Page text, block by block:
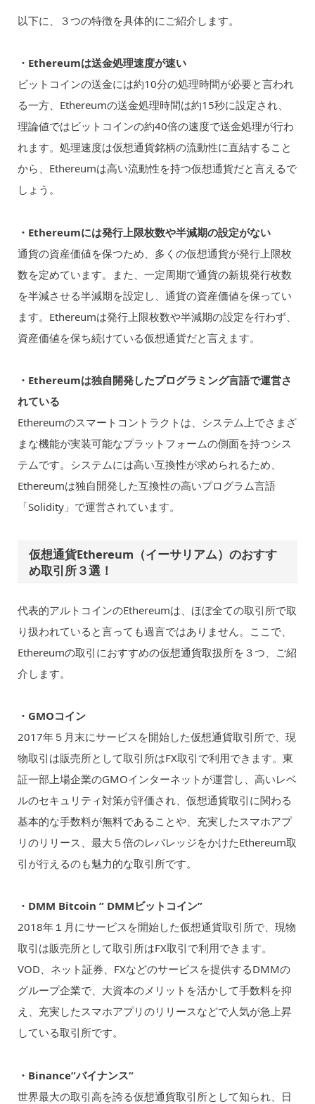
以下に、３つの特徴を具体的にご紹介します。
・Ethereumは送金処理速度が速い
ビットコインの送金には約10分の処理時間が必要と言われ
る一方、Ethereumの送金処理時間は約15秒に設定され、
理論値ではビットコインの約40倍の速度で送金処理が行わ
れます。処理速度は仮想通貨銘柄の流動性に直結すること
から、Ethereumは高い流動性を持つ仮想通貨だと言えるで
しょう。
・Ethereumには発行上限枚数や半減期の設定がない
通貨の資産価値を保つため、多くの仮想通貨が発行上限枚
数を定めています。また、一定周期で通貨の新規発行枚数
を半減させる半減期を設定し、通貨の資産価値を保ってい
ます。Ethereumは発行上限枚数や半減期の設定を行わず、
資産価値を保ち続けている仮想通貨だと言えます。
・Ethereumは独自開発したプログラミング言語で運営さ
れている
Ethereumのスマートコントラクトは、システム上でさまざ
まな機能が実装可能なプラットフォームの側面を持つシス
テムです。システムには高い互換性が求められるため、
Ethereumは独自開発した互換性の高いプログラム言語
「Solidity」で運営されています。
仮想通貨Ethereum（イーサリアム）のおすす
め取引所３選！
代表的アルトコインのEthereumは、ほぼ全ての取引所で取
り扱われていると言っても過言ではありません。ここで、
Ethereumの取引におすすめの仮想通貨取扱所を３つ、ご紹
介します。
・GMOコイン
2017年５月末にサービスを開始した仮想通貨取引所で、現
物取引は販売所として取引所はFX取引で利用できます。東
証一部上場企業のGMOインターネットが運営し、高いレベ
ルのセキュリティ対策が評価され、仮想通貨取引に関わる
基本的な手数料が無料であることや、充実したスマホアプ
リのリリース、最大５倍のレバレッジをかけたEthereum取
引が行えるのも魅力的な取引所です。
・DMM Bitcoin ” DMMビットコイン”
2018年１月にサービスを開始した仮想通貨取引所で、現物
取引は販売所として取引所はFX取引で利用できます。
VOD、ネット証券、FXなどのサービスを提供するDMMの
グループ企業で、大資本のメリットを活かして手数料を抑
え、充実したスマホアプリのリリースなどで人気が急上昇
している取引所です。
・Binance”バイナンス”
世界最大の取引高を誇る仮想通貨取引所として知られ、日